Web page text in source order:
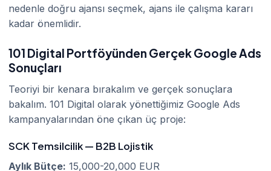
nedenle doğru ajansı seçmek, ajans ile çalışma kararı
kadar önemlidir.
101 Digital Portföyünden Gerçek Google Ads
Sonuçları
Teoriyi bir kenara bırakalım ve gerçek sonuçlara
bakalım. 101 Digital olarak yönettiğimiz Google Ads
kampanyalarından öne çıkan üç proje:
SCK Temsilcilik — B2B Lojistik
Aylık Bütçe: 15,000-20,000 EUR